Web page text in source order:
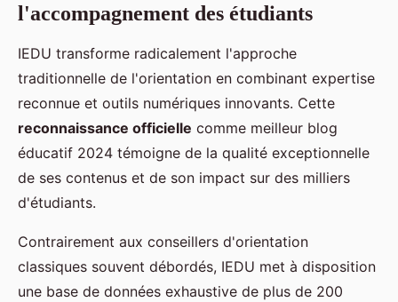
l'accompagnement des étudiants
IEDU transforme radicalement l'approche
traditionnelle de l'orientation en combinant expertise
reconnue et outils numériques innovants. Cette
reconnaissance officielle comme meilleur blog
éducatif 2024 témoigne de la qualité exceptionnelle
de ses contenus et de son impact sur des milliers
d'étudiants.
Contrairement aux conseillers d'orientation
classiques souvent débordés, IEDU met à disposition
une base de données exhaustive de plus de 200